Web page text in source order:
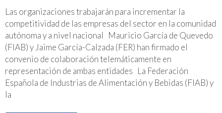
Las organizaciones trabajarán para incrementar la
competitividad de las empresas del sector en la comunidad
autónoma y a nivel nacional Mauricio García de Quevedo
(FIAB) y Jaime García-Calzada (FER) han firmado el
convenio de colaboración telemáticamente en
representación de ambas entidades La Federación
Española de Industrias de Alimentación y Bebidas (FIAB) y
la